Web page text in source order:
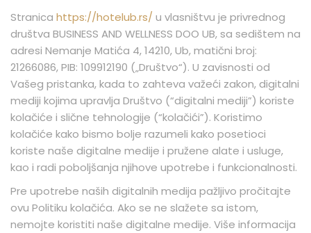
PONUDE
KONTAKT
Stranica https://hotelub.rs/ u vlasništvu je privrednog
društva BUSINESS AND WELLNESS DOO UB, sa sedištem na
adresi Nemanje Matića 4, 14210, Ub, matični broj:
21266086, PIB: 109912190 („Društvo“). U zavisnosti od
Vašeg pristanka, kada to zahteva važeći zakon, digitalni
mediji kojima upravlja Društvo (“digitalni mediji”) koriste
kolačiće i slične tehnologije (“kolačići”). Koristimo
kolačiće kako bismo bolje razumeli kako posetioci
koriste naše digitalne medije i pružene alate i usluge,
kao i radi poboljšanja njihove upotrebe i funkcionalnosti.
Pre upotrebe naših digitalnih medija pažljivo pročitajte
ovu Politiku kolačića. Ako se ne slažete sa istom,
nemojte koristiti naše digitalne medije. Više informacija